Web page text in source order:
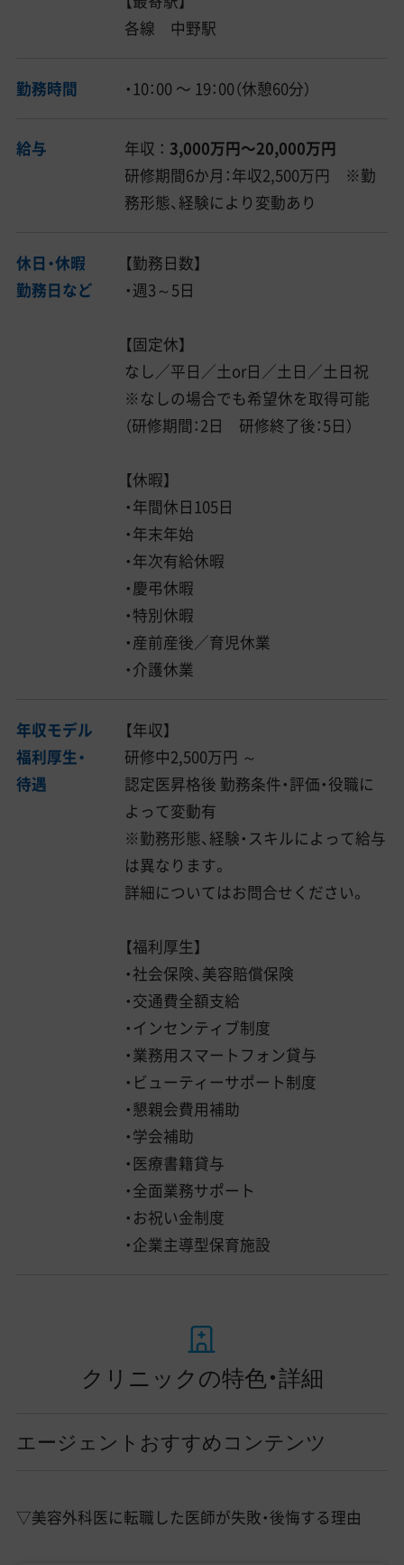
各線 中野駅
勤務時間 ・10：00 〜 19：00（休憩60分）
給与 年収 ： 3,000万円〜20,000万円
研修期間6か月：年収2,500万円 ※勤
務形態、経験により変動あり
休日・休暇
勤務日など
【勤務日数】
・週3～5日
【固定休】
なし／平日／土or日／土日／土日祝
※なしの場合でも希望休を取得可能
（研修期間：2日 研修終了後：5日）
【休暇】
・年間休日105日
・年末年始
・年次有給休暇
・慶弔休暇
・特別休暇
・産前産後／育児休業
・介護休業
年収モデル
福利厚生・
待遇
【年収】
研修中2,500万円 ～
認定医昇格後 勤務条件・評価・役職に
よって変動有
※勤務形態、経験・スキルによって給与
は異なります。
詳細についてはお問合せください。
【福利厚生】
・社会保険、美容賠償保険
・交通費全額支給
・インセンティブ制度
・業務用スマートフォン貸与
・ビューティーサポート制度
・懇親会費用補助
・学会補助
・医療書籍貸与
・全面業務サポート
・お祝い金制度
・企業主導型保育施設
クリニックの特色・詳細
エージェントおすすめコンテンツ
▽美容外科医に転職した医師が失敗・後悔する理由